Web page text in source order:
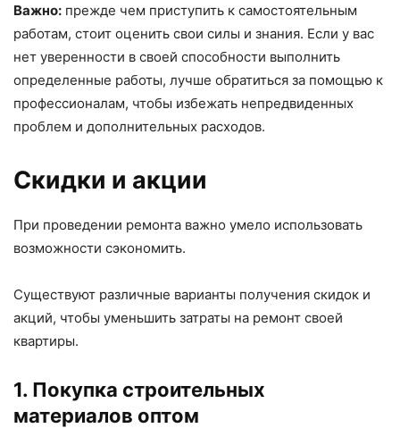
Важно: прежде чем приступить к самостоятельным
работам, стоит оценить свои силы и знания. Если у вас
нет уверенности в своей способности выполнить
определенные работы, лучше обратиться за помощью к
профессионалам, чтобы избежать непредвиденных
проблем и дополнительных расходов.
Скидки и акции
При проведении ремонта важно умело использовать
возможности сэкономить.
Существуют различные варианты получения скидок и
акций, чтобы уменьшить затраты на ремонт своей
квартиры.
1. Покупка строительных
материалов оптом